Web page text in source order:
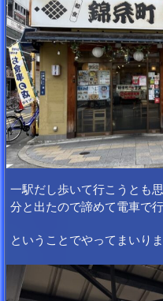
一駅だし歩いて行こうとも
分と出たので諦めて電車で行
ということでやってまいり